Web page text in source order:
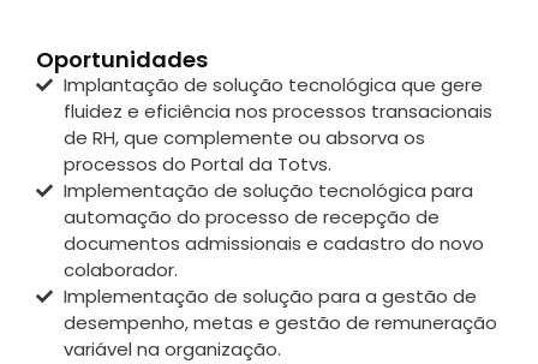
Oportunidades
Implantação de solução tecnológica que gere
fluidez e eficiência nos processos transacionais
de RH, que complemente ou absorva os
processos do Portal da Totvs.
Implementação de solução tecnológica para
automação do processo de recepção de
documentos admissionais e cadastro do novo
colaborador.
Implementação de solução para a gestão de
desempenho, metas e gestão de remuneração
variável na organização.